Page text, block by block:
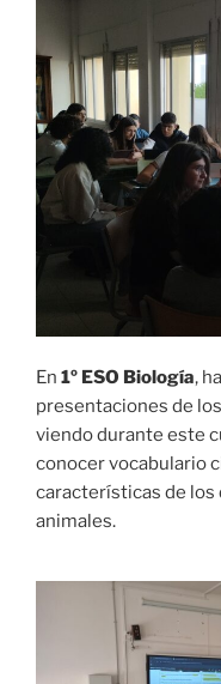
En 1º ESO Biología,
presentaciones de
viendo durante este
conocer vocabulario
características de
animales.